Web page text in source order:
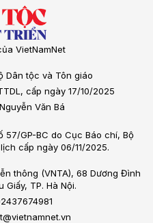
VietNamNet
Dân tộc và Tôn giáo
cấp ngày 17/10/2025
Văn Bá
57/GP-BC do Cục Báo chí, Bộ
cấp ngày 06/11/2025.
thông (VNTA), 68 Dương Đình
Giấy, TP. Hà Nội.